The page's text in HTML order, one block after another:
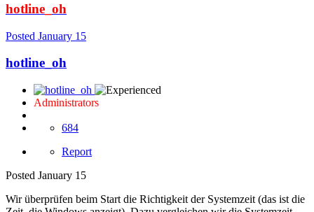
hotline_oh
Posted January 15
hotline_oh
Administrators
684
Report
Posted January 15
Wir überprüfen beim Start die Richtigkeit der Systemzeit (das ist die